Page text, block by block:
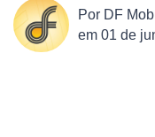
Por DF
em 01 de